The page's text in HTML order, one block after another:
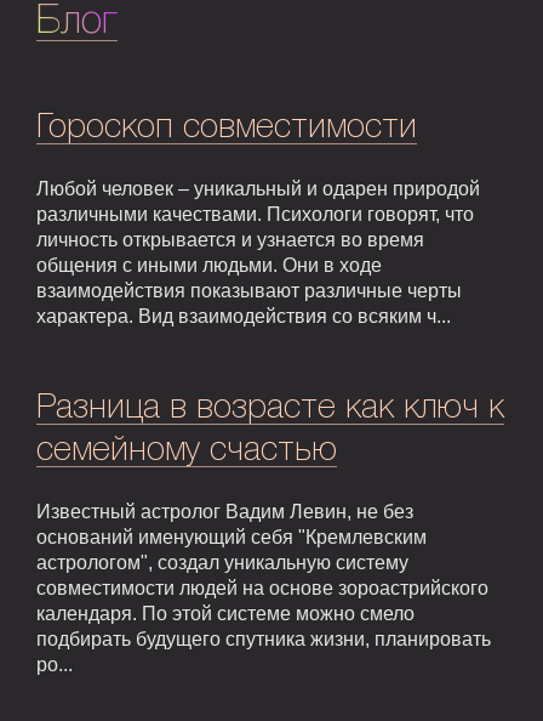
Блог
Гороскоп совместимости
Любой человек – уникальный и одарен природой
различными качествами. Психологи говорят, что
личность открывается и узнается во время
общения с иными людьми. Они в ходе
взаимодействия показывают различные черты
характера. Вид взаимодействия со всяким ч...
Разница в возрасте как ключ к
семейному счастью
Известный астролог Вадим Левин, не без
оснований именующий себя "Кремлевским
астрологом", создал уникальную систему
совместимости людей на основе зороастрийского
календаря. По этой системе можно смело
подбирать будущего спутника жизни, планировать
ро...